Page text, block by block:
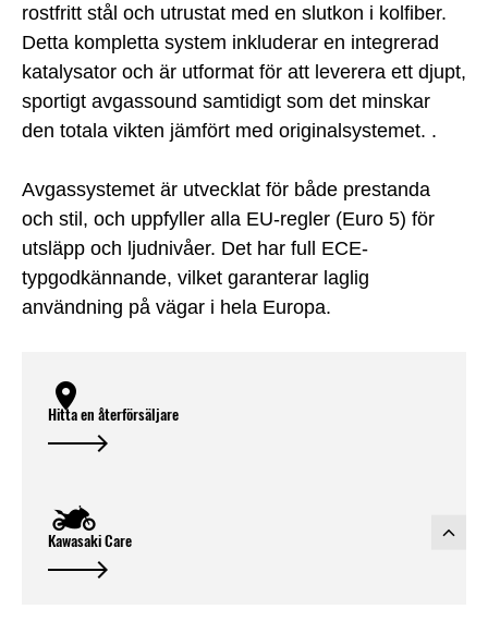
rostfritt stål och utrustat med en slutkon i kolfiber.
Detta kompletta system inkluderar en integrerad
katalysator och är utformat för att leverera ett djupt,
sportigt avgassound samtidigt som det minskar
den totala vikten jämfört med originalsystemet. .
Avgassystemet är utvecklat för både prestanda
och stil, och uppfyller alla EU-regler (Euro 5) för
utsläpp och ljudnivåer. Det har full ECE-
typgodkännande, vilket garanterar laglig
användning på vägar i hela Europa.
Hitta en återförsäljare
Kawasaki Care